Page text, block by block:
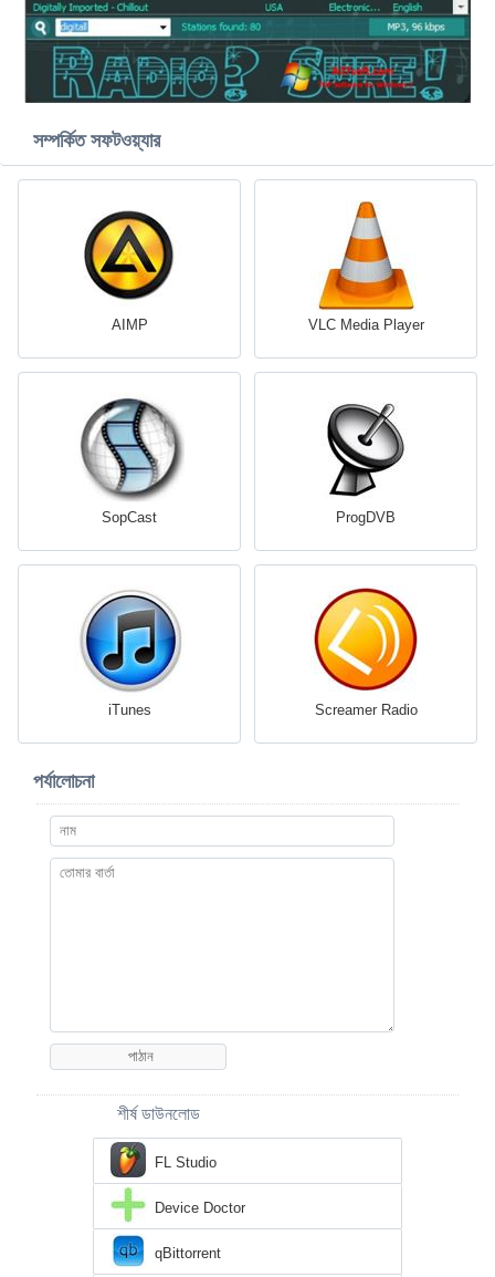
সম্পর্কিত সফটওয়্যার
AIMP VLC Media Player
SopCast ProgDVB
iTunes Screamer Radio
পর্যালোচনা
শীর্ষ ডাউনলোড
FL Studio
Device Doctor
qBittorrent